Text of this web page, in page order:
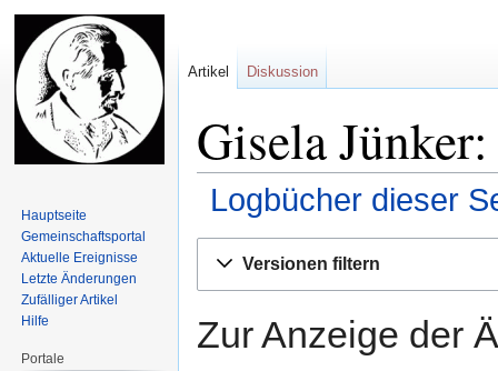
Gisela
Logbücher dieser
Navigation
Suche
Versionen filtern
Zur Anzeige der
Artikel Diskussion
Hauptseite
Gemeinschafts­portal
Aktuelle Ereignisse
Letzte Änderungen
Zufälliger Artikel
Hilfe
Portale